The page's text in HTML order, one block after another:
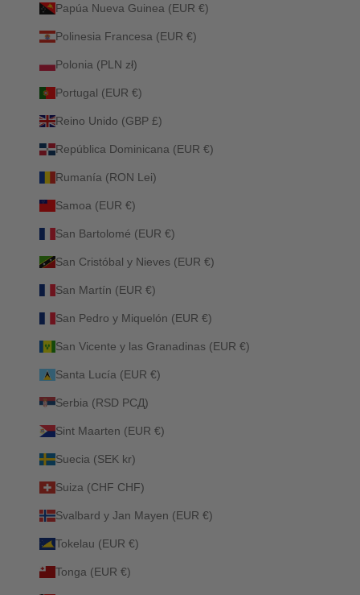
Papúa Nueva Guinea (EUR €)
Polinesia Francesa (EUR €)
Polonia (PLN zł)
Portugal (EUR €)
Reino Unido (GBP £)
República Dominicana (EUR €)
Rumanía (RON Lei)
Samoa (EUR €)
San Bartolomé (EUR €)
San Cristóbal y Nieves (EUR €)
San Martín (EUR €)
San Pedro y Miquelón (EUR €)
San Vicente y las Granadinas (EUR €)
Santa Lucía (EUR €)
Serbia (RSD РСД)
Sint Maarten (EUR €)
Suecia (SEK kr)
Suiza (CHF CHF)
Svalbard y Jan Mayen (EUR €)
Tokelau (EUR €)
Tonga (EUR €)